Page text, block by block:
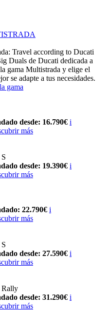
Travel according to Ducati
Duals de Ducati dedicada a
gama Multistrada y elige el
se adapte a tus necesidades.
gama
desde: 16.790€ i
más
desde: 19.390€ i
más
22.790€ i
más
desde: 27.590€ i
más
Rally
desde: 31.290€ i
más